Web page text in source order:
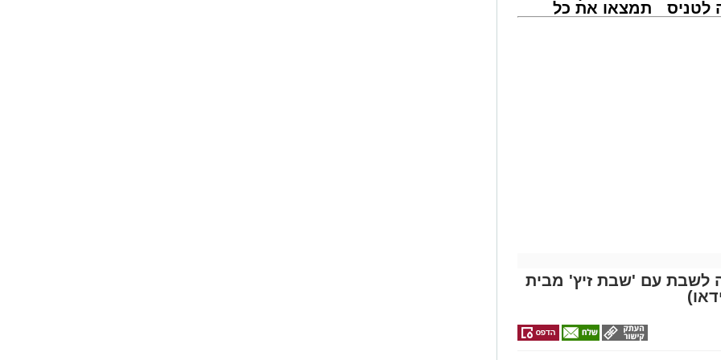
הקטן בשלום. כשדלת הרכב נפתחה,
האם הודתה לי בהתרגשות ואמרה
וממלאת מזו".
להורים בקריאה חד-משמעית להקפיד
להשאירו בידי ילדים קטנים ללא
קשר מיידי עם מוקד ידידים בטלפון
-
לטניס
תמצאו את כל
לשבת עם 'שבת זיץ' מבית